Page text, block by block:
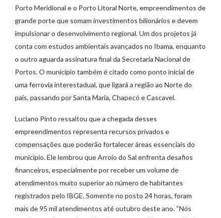
Porto Meridional e o Porto Litoral Norte, empreendimentos de
grande porte que somam investimentos bilionários e devem
impulsionar o desenvolvimento regional. Um dos projetos já
conta com estudos ambientais avançados no Ibama, enquanto
o outro aguarda assinatura final da Secretaria Nacional de
Portos. O município também é citado como ponto inicial de
uma ferrovia interestadual, que ligará a região ao Norte do
país, passando por Santa Maria, Chapecó e Cascavel.
Luciano Pinto ressaltou que a chegada desses
empreendimentos representa recursos privados e
compensações que poderão fortalecer áreas essenciais do
município. Ele lembrou que Arroio do Sal enfrenta desafios
financeiros, especialmente por receber um volume de
atendimentos muito superior ao número de habitantes
registrados pelo IBGE. Somente no posto 24 horas, foram
mais de 95 mil atendimentos até outubro deste ano. “Nós